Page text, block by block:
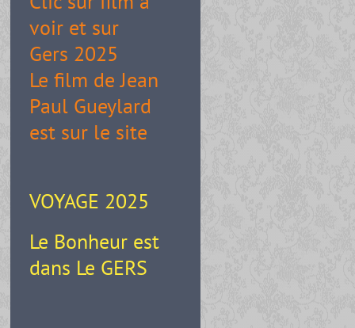
voir et sur
Gers 2025
Le film de Jean
Paul Gueylard
est sur le site
VOYAGE 2025
Le Bonheur est
dans Le GERS